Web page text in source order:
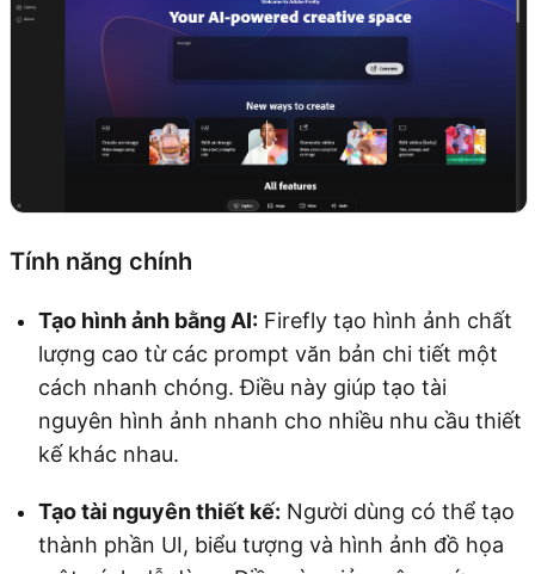
Tính năng chính
Tạo hình ảnh bằng AI: Firefly tạo hình ảnh chất
lượng cao từ các prompt văn bản chi tiết một
cách nhanh chóng. Điều này giúp tạo tài
nguyên hình ảnh nhanh cho nhiều nhu cầu thiết
kế khác nhau.
Tạo tài nguyên thiết kế: Người dùng có thể tạo
thành phần UI, biểu tượng và hình ảnh đồ họa